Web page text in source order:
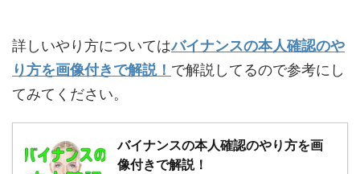
詳しいやり方についてはバイナンスの本人確認のや
り方を画像付きで解説！ で解説してるので参考にし
てみてください。
バイナンスの本人確認のやり方を画
像付きで解説！